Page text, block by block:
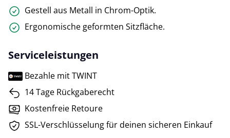
Gestell aus Metall in Chrom-Optik.
Ergonomische geformten Sitzfläche.
Serviceleistungen
Bezahle mit TWINT
14 Tage Rückgaberecht
Kostenfreie Retoure
SSL-Verschlüsselung für deinen sicheren Einkauf